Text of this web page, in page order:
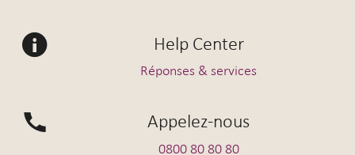
Help Center
Réponses & services
Appelez-nous
0800 80 80 80